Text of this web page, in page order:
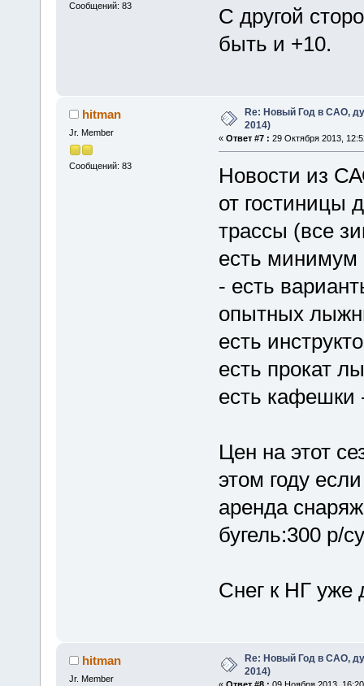
Сообщений: 83
С другой
быть и +10.
hitman
Jr. Member
Сообщений: 83
Re: Новый Год в САО,
2014)
« Ответ #7 : 29 Октября 2013,
Новости из
от гостиницы
трассы (все
есть минимум
- есть
опытных
есть
есть прокат
есть кафешки
Цен на этот
этом году
аренда
бугель:300 р/
Снег к НГ
hitman
Jr. Member
Re: Новый Год в САО,
2014)